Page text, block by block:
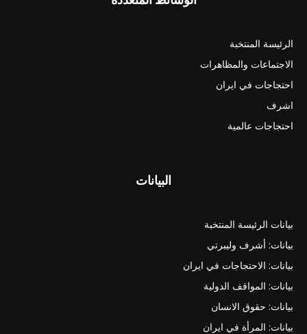
الرئيسة المنتخبة
الاجتماعات والمظاهرات
احتجاجات في ايران
اشرف
احتجاجات عالمية
البيانات
بيانات الرئيسة المنتخبة
بيانات: أشرف وليبرتي
بيانات: الاحتجاجات في ايران
بيانات: المواقف الدولية
بيانات: حقوق الانسان
بيانات: المرأة في ايران